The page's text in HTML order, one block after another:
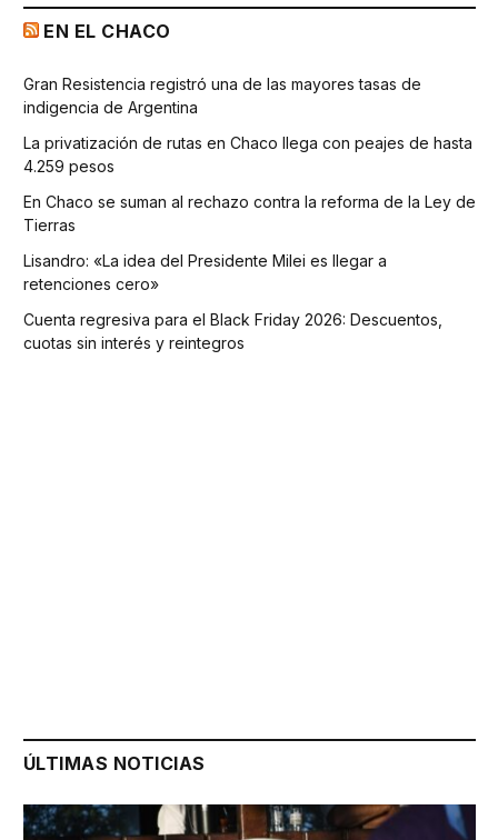
EN EL CHACO
Gran Resistencia registró una de las mayores tasas de
indigencia de Argentina
La privatización de rutas en Chaco llega con peajes de hasta
4.259 pesos
En Chaco se suman al rechazo contra la reforma de la Ley de
Tierras
Lisandro: «La idea del Presidente Milei es llegar a
retenciones cero»
Cuenta regresiva para el Black Friday 2026: Descuentos,
cuotas sin interés y reintegros
ÚLTIMAS NOTICIAS